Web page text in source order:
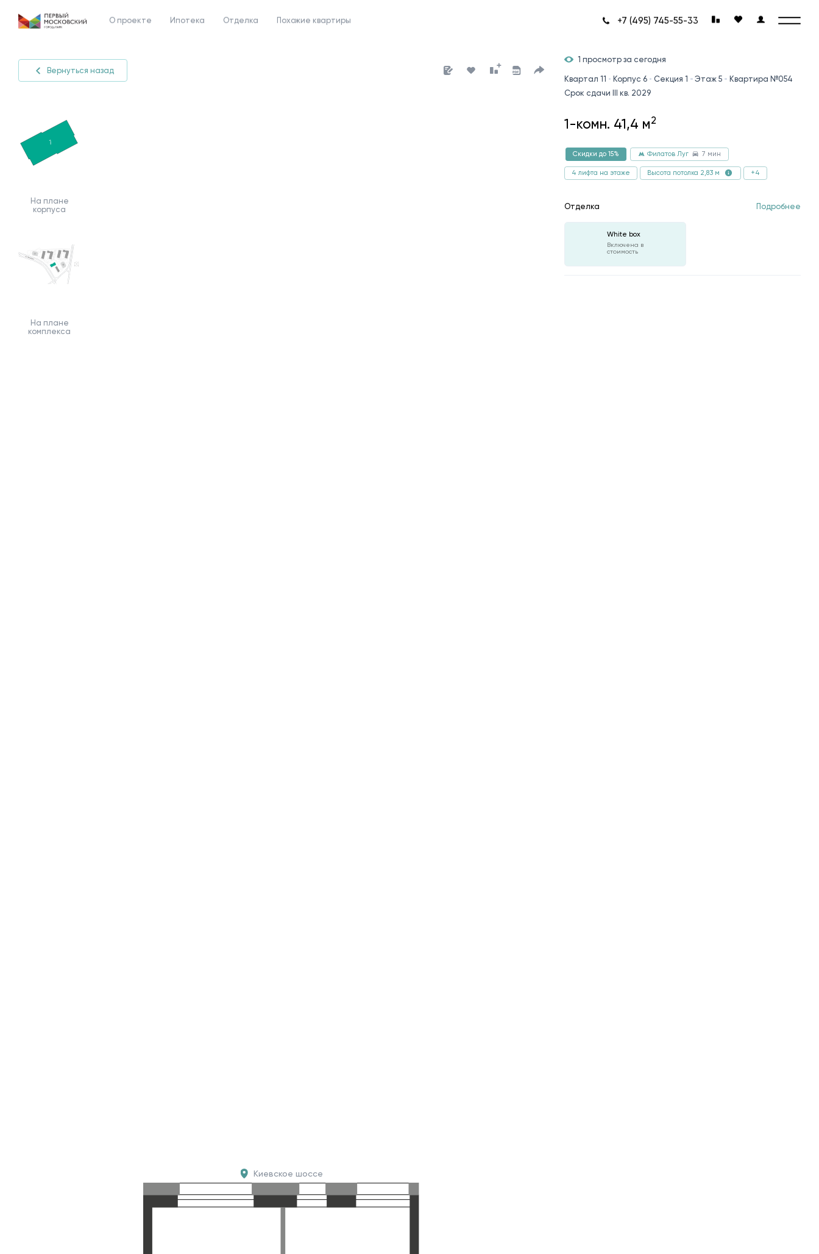
О проекте Ипотека Отделка Похожие квартиры +7 (495) 745-55-33
На плане
корпуса
На плане
комплекса
Вернуться назад
Киевское шоссе
1 просмотр за сегодня
Квартал 11 Корпус 6 Секция 1 Этаж 5
Квартира №054
Срок сдачи III кв. 2029
1-комн. 41,4 м2
Скидки до 15% Филатов Луг 7 мин
4 лифта на этаже Высота потолка 2,83 м +4
Отделка Подробнее
White box
Включена в
стоимость